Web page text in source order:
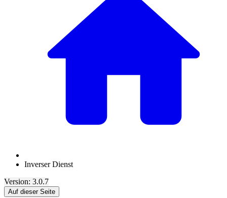
Inverser Dienst
Version: 3.0.7
Auf dieser Seite